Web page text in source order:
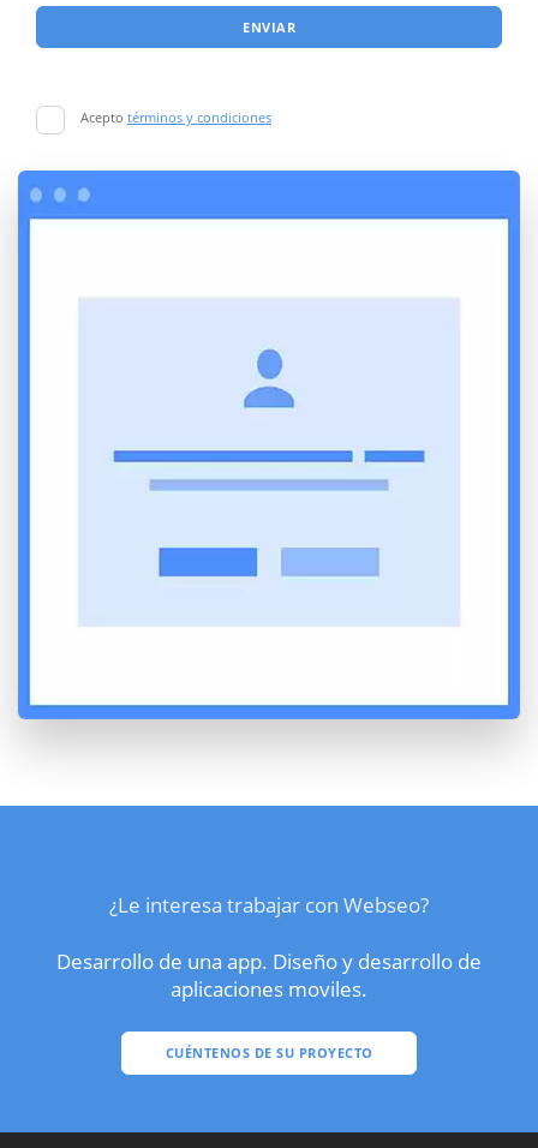
ENVIAR
Acepto términos y condiciones
¿Le interesa trabajar con Webseo?
Desarrollo de una app. Diseño y desarrollo de
aplicaciones moviles.
CUÉNTENOS DE SU PROYECTO